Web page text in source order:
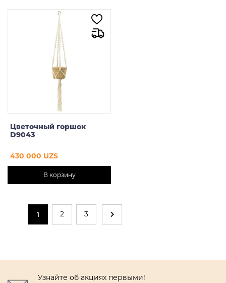
Цветочный горшок
D9043
430 000 UZS
В корзину
1 2 3
Узнайте об акциях первыми!